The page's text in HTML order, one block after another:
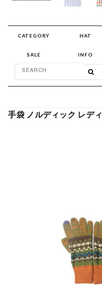
CATEGORY HAT
SALE INFO
手袋 ノルディック レデ